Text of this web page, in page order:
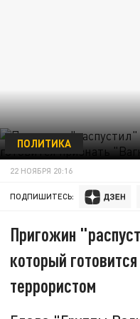
ПОЛИТИКА
22 НОЯБРЯ 20:16
ПОДПИШИТЕСЬ:
Пригожин
который
террористом